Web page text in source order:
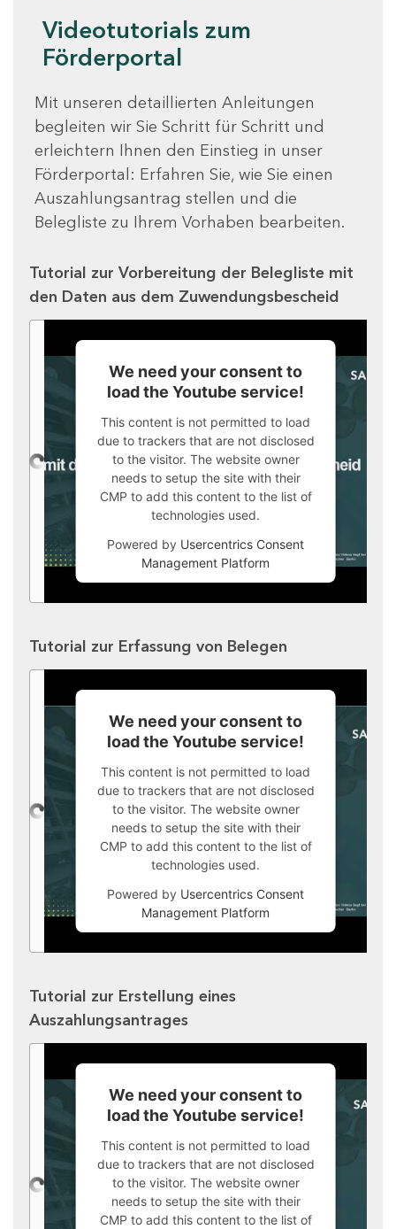
Videotutorials zum
Förderportal
Mit unseren detaillierten Anleitungen
begleiten wir Sie Schritt für Schritt und
erleichtern Ihnen den Einstieg in unser
Förderportal: Erfahren Sie, wie Sie einen
Auszahlungsantrag stellen und die
Belegliste zu Ihrem Vorhaben bearbeiten.
Tutorial zur Vorbereitung der Belegliste mit
den Daten aus dem Zuwendungsbescheid
We need your consent to
load the Youtube service!
This content is not permitted to load
due to trackers that are not disclosed
to the visitor. The website owner
needs to setup the site with their
CMP to add this content to the list of
technologies used.
Powered by Usercentrics Consent
Management Platform
Tutorial zur Erfassung von Belegen
We need your consent to
load the Youtube service!
This content is not permitted to load
due to trackers that are not disclosed
to the visitor. The website owner
needs to setup the site with their
CMP to add this content to the list of
technologies used.
Powered by Usercentrics Consent
Management Platform
Tutorial zur Erstellung eines
Auszahlungsantrages
We need your consent to
load the Youtube service!
This content is not permitted to load
due to trackers that are not disclosed
to the visitor. The website owner
needs to setup the site with their
CMP to add this content to the list of